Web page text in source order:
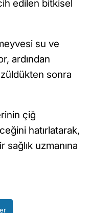
edilen bitkisel
su ve
ardından
sonra
çiğ
hatırlatarak,
uzmanına